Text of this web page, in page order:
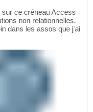
ce créneau Access
non relationnelles.
dans les assos que j'ai